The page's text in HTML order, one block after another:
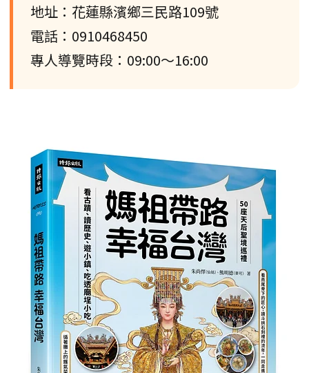
地址：花蓮縣濱鄉三民路109號
電話：0910468450
專人導覽時段：09:00～16:00